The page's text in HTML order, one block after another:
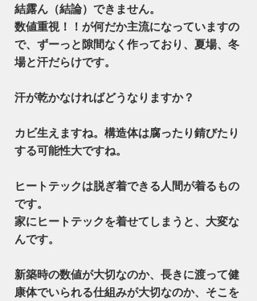
結露ん（結論）できません。
数値重視！！が何だか主流になっていますの
で、ずーっと隙間なく作っており、夏場、冬
場と汗だらけです。
汗が乾かなければどうなりますか？
カビ生えますね。構造体は腐ったり錆びたり
する可能性大ですね。
ヒートテックは脱ぎ着できる人間が着るもの
です。
家にヒートテックを着せてしまうと、大変な
んです。
新築時の数値が大切なのか、長きに渡って健
康体でいられる仕組みが大切なのか、そこを